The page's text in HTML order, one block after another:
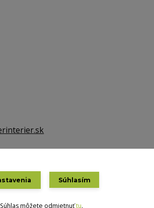
Súhlasím
Súhlas môžete odmietnuťtu.